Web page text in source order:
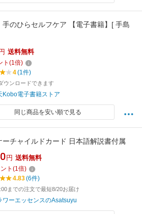
手のひらセルフケア 【電子書籍】[ 手島
円 送料無料
ト (1倍)
4(1件)
ウンロードできます
Kobo電子書籍ストア
同じ商品を安い順で見る
ーチャイルドカード 日本語解説書付属
円 送料無料
ト (1倍)
4.83(6件)
までの注文で最短8/20お届け
ワーエッセンスのAsatsuyu